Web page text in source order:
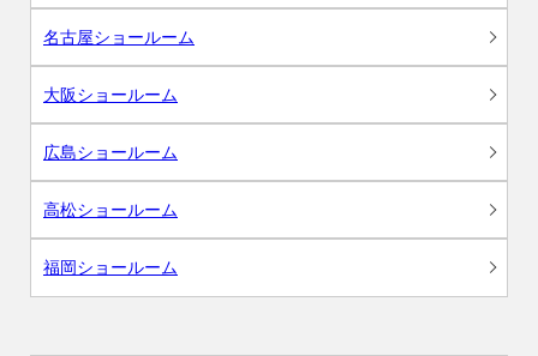
名古屋ショールーム
大阪ショールーム
広島ショールーム
高松ショールーム
福岡ショールーム